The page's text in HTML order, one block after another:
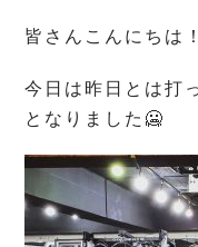
皆さんこんにちは！
今日は昨日とは打
となりました🥶